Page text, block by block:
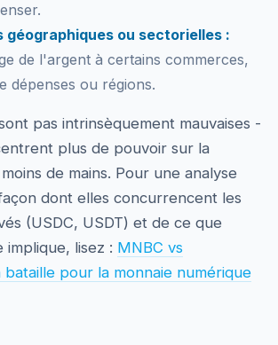
géographiques ou sectorielles :
de l'argent à certains commerces,
dépenses ou régions.
pas intrinsèquement mauvaises -
plus de pouvoir sur la
de mains. Pour une analyse
dont elles concurrencent les
(USDC, USDT) et de ce que
implique, lisez : MNBC vs
bataille pour la monnaie numérique